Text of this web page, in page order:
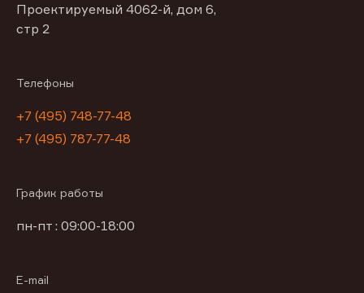
Проектируемый 4062-й, дом 6,
стр 2
Телефоны
+7 (495) 748-77-48
+7 (495) 787-77-48
График работы
пн-пт : 09:00-18:00
E-mail